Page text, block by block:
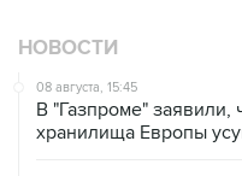
НОВОСТИ
08 августа, 15:45
В "Газпроме" заявили,
хранилища Европы